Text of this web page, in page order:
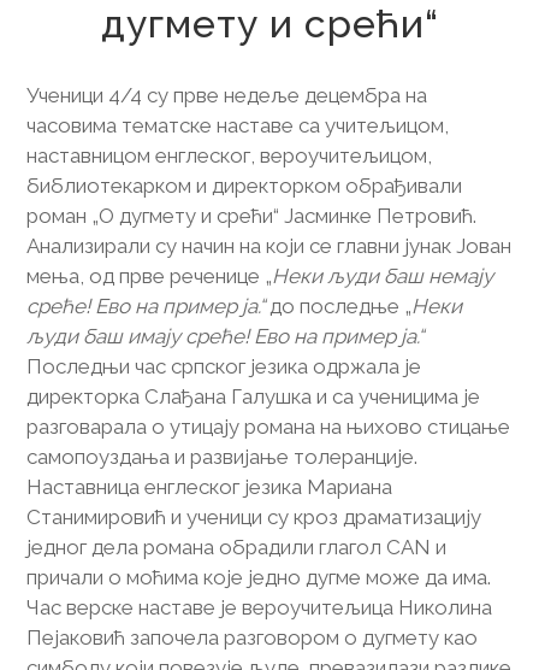
дугмету и срећи“
Ученици 4/4 су прве недеље децембра на
часовима тематске наставе са учитељицом,
наставницом енглеског, вероучитељицом,
библиотекарком и директорком обрађивали
роман „О дугмету и срећи“ Јасминке Петровић.
Анализирали су начин на који се главни јунак Јован
мења, од прве реченице „Неки људи баш немају
среће! Ево на пример ја.“до последње „Неки
људи баш имају среће! Ево на пример ја.“
Последњи час српског језика одржала је
директорка Слађана Галушка и са ученицима је
разговарала о утицају романа на њихово стицање
самопоуздања и развијање толеранције.
Наставница енглеског језика Мариана
Станимировић и ученици су кроз драматизацију
једног дела романа обрадили глагол CAN и
причали о моћима које једно дугме може да има.
Час верске наставе је вероучитељица Николина
Пејаковић започела разговором о дугмету као